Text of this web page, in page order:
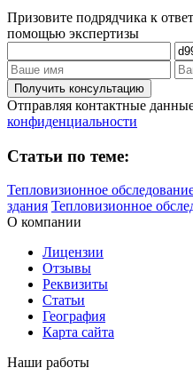
Призовите подрядчика к
помощью экспертизы
Отправляя контактные
конфиденциальности
Статьи по теме:
Тепловизионное
здания Тепловизионное
О компании
Лицензии
Отзывы
Реквизиты
Статьи
География
Карта сайта
Наши работы